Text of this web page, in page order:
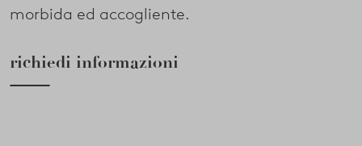
morbida ed accogliente.
richiedi informazioni